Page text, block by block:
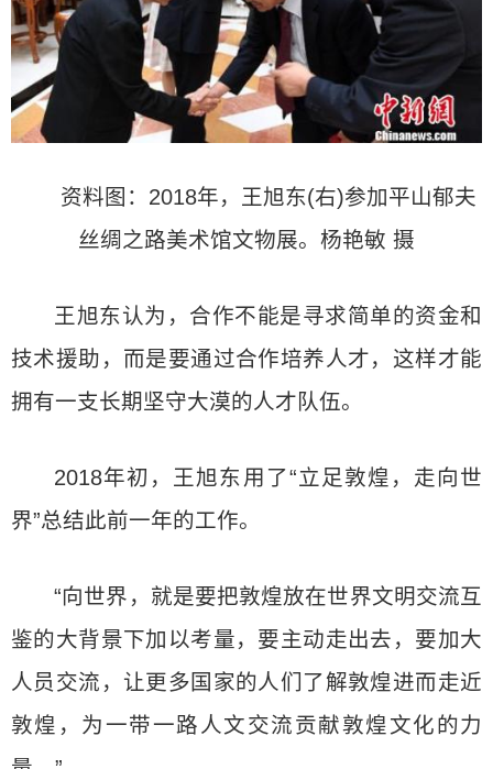
资料图：2018年，王旭东(右)参加平山郁夫
丝绸之路美术馆文物展。杨艳敏 摄
王旭东认为，合作不能是寻求简单的资金和
技术援助，而是要通过合作培养人才，这样才能
拥有一支长期坚守大漠的人才队伍。
2018年初，王旭东用了“立足敦煌，走向世
界”总结此前一年的工作。
“向世界，就是要把敦煌放在世界文明交流互
鉴的大背景下加以考量，要主动走出去，要加大
人员交流，让更多国家的人们了解敦煌进而走近
敦煌，为一带一路人文交流贡献敦煌文化的力